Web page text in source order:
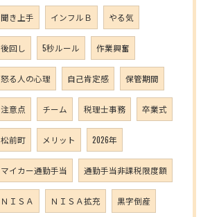
聞き上手 インフルＢ やる気
後回し 5秒ルール 作業興奮
怒る人の心理 自己肯定感 保管期間
注意点 チーム 税理士事務 卒業式
松前町 メリット 2026年
マイカー通勤手当 通勤手当非課税限度額
ＮＩＳＡ ＮＩＳＡ拡充 黒字倒産